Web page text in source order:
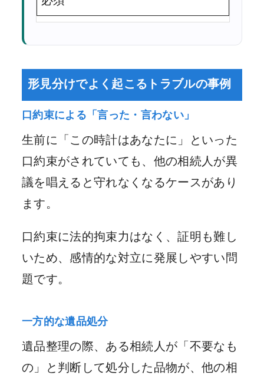
形見分けでよく起こるトラブルの事例
口約束による「言った・言わない」
生前に「この時計はあなたに」といった
口約束がされていても、他の相続人が異
議を唱えると守れなくなるケースがあり
ます。
口約束に法的拘束力はなく、証明も難し
いため、感情的な対立に発展しやすい問
題です。
一方的な遺品処分
遺品整理の際、ある相続人が「不要なも
の」と判断して処分した品物が、他の相